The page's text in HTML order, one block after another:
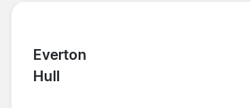
Everton
Hull